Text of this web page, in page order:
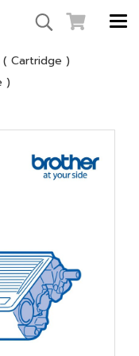
Cartridge )
)